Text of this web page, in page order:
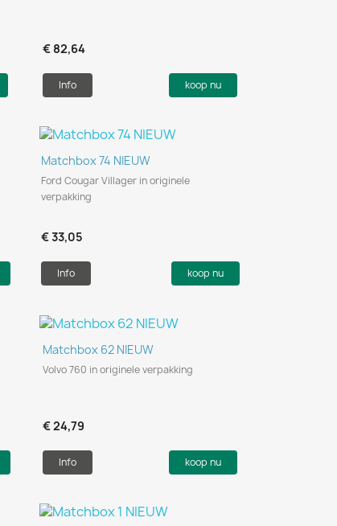
€ 82,64
Info koop nu
Snel bekijken
Matchbox 74 NIEUW
Ford Cougar Villager in originele
verpakking
€ 33,05
Info koop nu
Snel bekijken
Matchbox 62 NIEUW
Volvo 760 in originele verpakking
€ 24,79
Info koop nu